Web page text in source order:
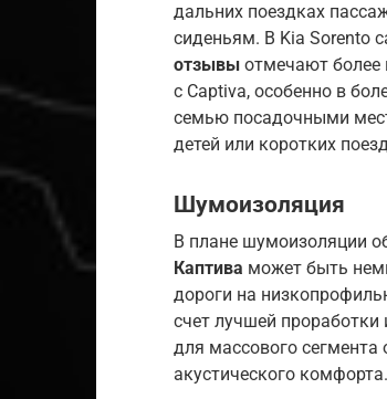
дальних поездках
сиденьям. В Kia Sorento
отзывы отмечают более
с Captiva, особенно в
семью посадочными
детей или коротких
Шумоизоляция
В плане шумоизоляции
Каптива может быть
дороги на
счет лучшей
для массового
акустического комфорта.